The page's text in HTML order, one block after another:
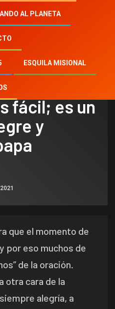
AL PLANETA
ESQUILA MISIONAL
combate alegre y
fácil; es un
y
que el momento de
por eso muchos de
de la oración.
otra cara de la
alegría, a